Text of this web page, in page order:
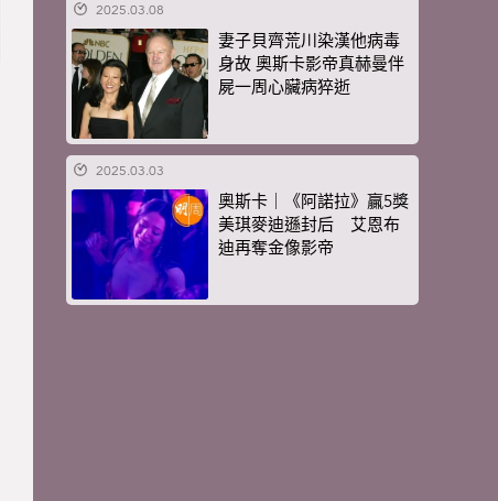
2025.03.08
妻子貝齊荒川染漢他病毒
身故 奧斯卡影帝真赫曼伴
屍一周心臟病猝逝
2025.03.03
奧斯卡｜《阿諾拉》贏5獎
美琪麥迪遜封后 艾恩布
迪再奪金像影帝